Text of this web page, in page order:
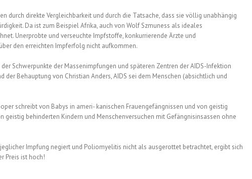
durch direkte Vergleichbarkeit und durch die Tatsache, dass sie völlig unabhängig
Da ist zum Beispiel Afrika, auch von Wolf Szmuness als ideales
Unerprobte und verseuchte Impfstoffe, konkurrierende Ärzte und
den erreichten Impferfolg nicht aufkommen.
Schwerpunkte der Massenimpfungen und späteren Zentren der AIDS-Infektion
Behauptung von Christian Anders, AIDS sei dem Menschen (absichtlich und
schreibt von Babys in ameri- kanischen Frauengefängnissen und von geistig
geistig behinderten Kindern und Menschenversuchen mit Gefängnisinsassen ohne
Impfung negiert und Poliomyelitis nicht als ausgerottet betrachtet, ergibt sich
Preis ist hoch!